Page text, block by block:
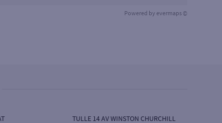
Powered by evermaps ©
TULLE 14 AV WINSTON CHURCHILL